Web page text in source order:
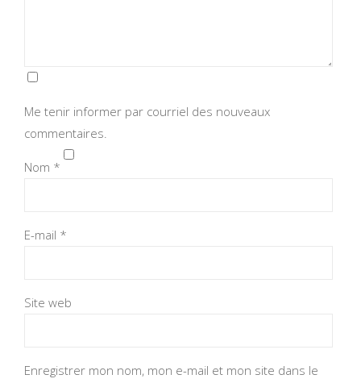
Me tenir informer par courriel des nouveaux
commentaires.
Nom *
E-mail *
Site web
Enregistrer mon nom, mon e-mail et mon site dans le